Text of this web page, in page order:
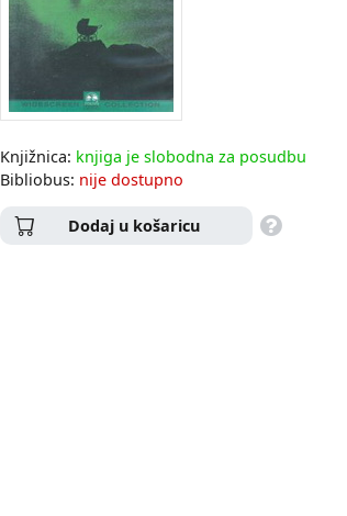
Knjižnica: knjiga je slobodna za posudbu
Bibliobus: nije dostupno
Dodaj u košaricu